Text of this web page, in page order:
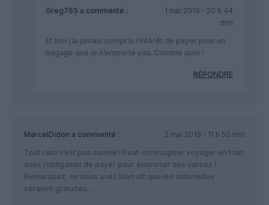
Greg765 a commenté :
1 mai 2019 - 20 h 44
min
Et moi j’ai jamais compris l’intérêt de payer pour un
bagage que je n’emporte pas. Comme quoi !
RÉPONDRE
MarcelDidon a commenté :
2 mai 2019 - 11 h 50 min
Tout ceci n’est pas normal ! Peut-on imaginer voyager en train
avec l’obligation de payer pour emporter ses valises !
Remarquez, on nous avez bien dit que les autoroutes
seraient gratuites… .